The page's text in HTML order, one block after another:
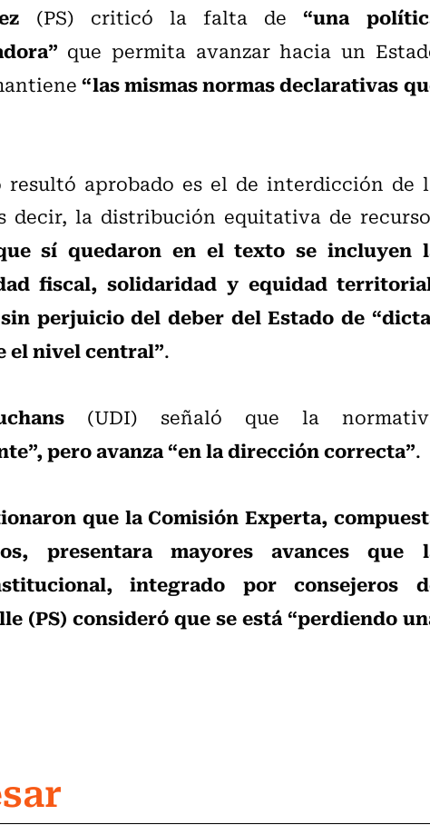
(PS) criticó la falta de“una
que permita avanzar hacia un
“las mismas normas declarativas
aprobado es el de interdicción de
decir, la distribución equitativa de
sí quedaron en el texto se incluyen
fiscal, solidaridad y equidad
perjuicio del deber del Estado de
el nivel central”.
(UDI) señaló que la
pero avanza “en la dirección correcta”.
que la Comisión Experta,
presentara mayores avances que
integrado por consejeros
(PS) consideró que se está “perdiendo